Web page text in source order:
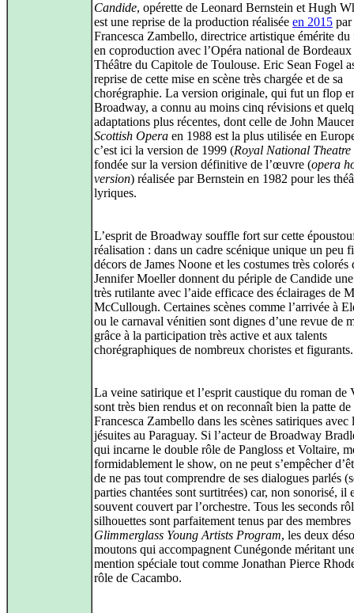
Candide, opérette de Leonard Bernstein et Hugh
est une reprise de la production réalisée en 2015 par
Francesca Zambello, directrice artistique émérite du
en coproduction avec l’Opéra national de Bordeaux
Théâtre du Capitole de Toulouse. Eric Sean Fogel
reprise de cette mise en scène très chargée et de sa
chorégraphie. La version originale, qui fut un flop
Broadway, a connu au moins cinq révisions et
adaptations plus récentes, dont celle de John
Scottish Opera en 1988 est la plus utilisée en
c’est ici la version de 1999 (Royal National Theatre
fondée sur la version définitive de l’œuvre (opera
version) réalisée par Bernstein en 1982 pour les
lyriques.
L’esprit de Broadway souffle fort sur cette
réalisation : dans un cadre scénique unique un peu
décors de James Noone et les costumes très colorés
Jennifer Moeller donnent du périple de Candide
très rutilante avec l’aide efficace des éclairages de
McCullough. Certaines scènes comme l’arrivée à
ou le carnaval vénitien sont dignes d’une revue de
grâce à la participation très active et aux talents
chorégraphiques de nombreux choristes et figurants.
La veine satirique et l’esprit caustique du roman de
sont très bien rendus et on reconnaît bien la patte de
Francesca Zambello dans les scènes satiriques avec
jésuites au Paraguay. Si l’acteur de Broadway
qui incarne le double rôle de Pangloss et Voltaire,
formidablement le show, on ne peut s’empêcher
de ne pas tout comprendre de ses dialogues parlés
parties chantées sont surtitrées) car, non sonorisé, il
souvent couvert par l’orchestre. Tous les seconds
silhouettes sont parfaitement tenus par des membres
Glimmerglass Young Artists Program, les deux
moutons qui accompagnent Cunégonde méritant
mention spéciale tout comme Jonathan Pierce
rôle de Cacambo.